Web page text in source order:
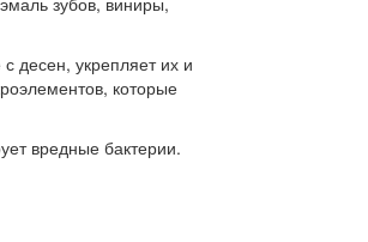
десен, укрепляет их и
которые
вредные бактерии.